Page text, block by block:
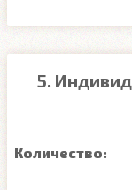
5.
Количество: